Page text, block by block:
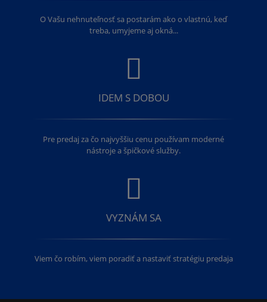
O Vašu nehnuteľnosť sa postarám ako o vlastnú, keď
treba, umyjeme aj okná...
IDEM S DOBOU
Pre predaj za čo najvyššiu cenu používam moderné
nástroje a špičkové služby.
VYZNÁM SA
Viem čo robím, viem poradiť a nastaviť stratégiu predaja